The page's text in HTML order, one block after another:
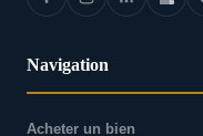
Navigation
Acheter un bien